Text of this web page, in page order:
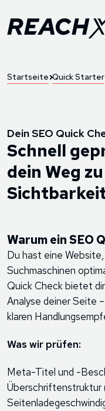
Startseite Quick Starter
Dein SEO Quick
Schnell
dein Weg
Warum ein SEO
Du hast eine
Suchmaschinen
Quick Checkbietet
Analyse deiner Seite
klaren
Was wir prüfen:
Meta-Titel und -
Überschriftenstruktur